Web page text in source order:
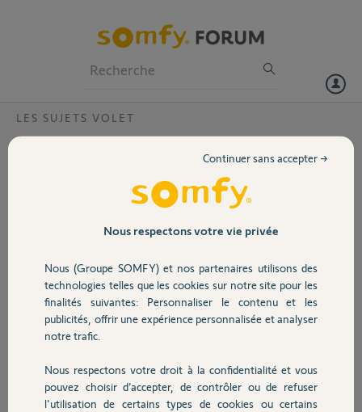
Volet
Sécurité
Domotique
Chauffage
LES SUJETS VOLET
J'habite dans une maison neuve à haute performance énergétique
plus de 30 fenêtres.
J'ai installé des BSO sur les 4 faces de la maison.
J'ai créé via Tahoma différents scénarios.
Maintenant, je souhaite que ces scénarios soient pilotés par une
station météo et une horloge.
mettre en sécurité les BSO en cas de vent de plus de 50 km/h
d'orienter les lames des BSO en fonction de l'inclinaison du soleil
Nous respectons votre vie privée
Nous (Groupe SOMFY) et nos partenaires utilisons des
technologies telles que les cookies sur notre site pour les
finalités suivantes: Personnaliser le contenu et les
publicités, offrir une expérience personnalisée et analyser
notre trafic.
Nous respectons votre droit à la confidentialité et vous
pouvez choisir d’accepter, de contrôler ou de refuser
l'utilisation de certains types de cookies ou certains
Continuer sans accepter →